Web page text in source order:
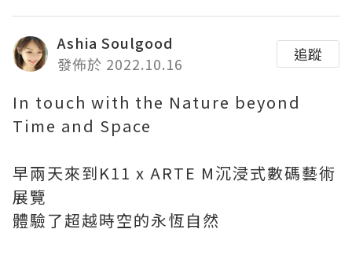
Ashia Soulgood
發佈於 2022.10.16
追蹤
In touch with the Nature beyond
Time and Space
早兩天來到K11 x ARTE M沉浸式數碼藝術
展覽
體驗了超越時空的永恆自然